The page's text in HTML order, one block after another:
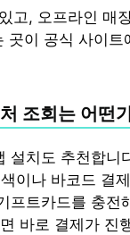
고, 오프라인 매
이 공식 사이
조회는 어떤
치도 추천합니
이나 바코드 결
프트카드를 충전
바로 결제가 진